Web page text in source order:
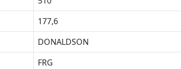
177,6
DONALDSON
FRG